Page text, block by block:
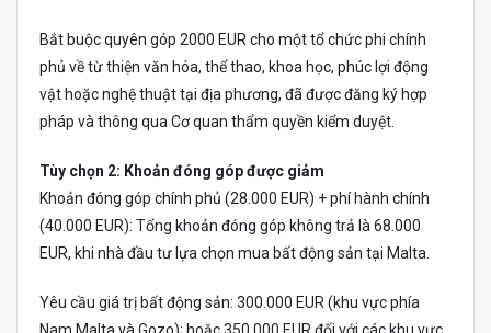
Bắt buộc quyên góp 2000 EUR cho một tổ chức phi chính
phủ về từ thiện văn hóa, thể thao, khoa học, phúc lợi động
vật hoặc nghệ thuật tại địa phương, đã được đăng ký hợp
pháp và thông qua Cơ quan thẩm quyền kiểm duyệt.
Tùy chọn 2: Khoản đóng góp được giảm
Khoản đóng góp chính phủ (28.000 EUR) + phí hành chính
(40.000 EUR): Tổng khoản đóng góp không trả là 68.000
EUR, khi nhà đầu tư lựa chọn mua bất động sản tại Malta.
Yêu cầu giá trị bất động sản: 300.000 EUR (khu vực phía